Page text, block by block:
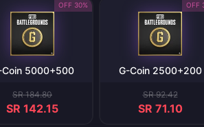
2500+200 G-Coin
SR 92.42
SR 71.10
30% OFF
5000+500 G-Coin
SR 184.80
SR 142.15